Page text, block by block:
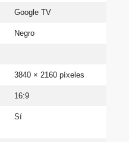
Google TV
Negro
3840 × 2160 píxeles
16:9
Sí